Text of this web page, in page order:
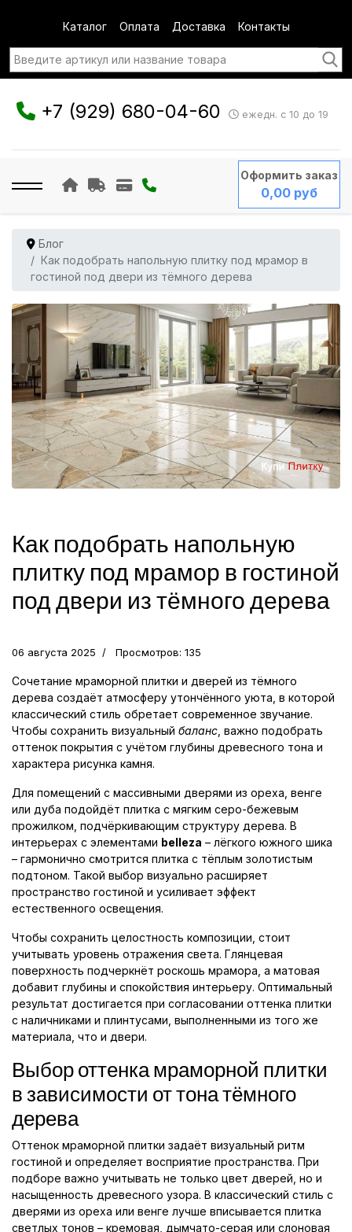
Каталог Оплата Доставка Контакты
+7 (929) 680-04-60 ежедн. с 10 до 19
Оформить заказ
0,00 руб
Блог
Как подобрать напольную плитку под мрамор в
гостиной под двери из тёмного дерева
Как подобрать напольную
плитку под мрамор в гостиной
под двери из тёмного дерева
06 августа 2025 Просмотров: 135
Сочетание мраморной плитки и дверей из тёмного
дерева создаёт атмосферу утончённого уюта, в которой
классический стиль обретает современное звучание.
Чтобы сохранить визуальный баланс , важно подобрать
оттенок покрытия с учётом глубины древесного тона и
характера рисунка камня.
Для помещений с массивными дверями из ореха, венге
или дуба подойдёт плитка с мягким серо-бежевым
прожилком, подчёркивающим структуру дерева. В
интерьерах с элементами belleza – лёгкого южного шика
– гармонично смотрится плитка с тёплым золотистым
подтоном. Такой выбор визуально расширяет
пространство гостиной и усиливает эффект
естественного освещения.
Чтобы сохранить целостность композиции, стоит
учитывать уровень отражения света. Глянцевая
поверхность подчеркнёт роскошь мрамора, а матовая
добавит глубины и спокойствия интерьеру. Оптимальный
результат достигается при согласовании оттенка плитки
с наличниками и плинтусами, выполненными из того же
материала, что и двери.
Выбор оттенка мраморной плитки
в зависимости от тона тёмного
дерева
Оттенок мраморной плитки задаёт визуальный ритм
гостиной и определяет восприятие пространства. При
подборе важно учитывать не только цвет дверей, но и
насыщенность древесного узора. В классический стиль с
дверями из ореха или венге лучше вписывается плитка
светлых тонов – кремовая, дымчато-серая или слоновая